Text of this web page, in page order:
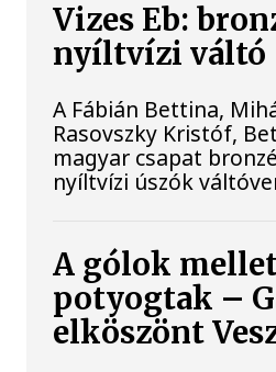
Vizes Eb:
nyíltvízi váltó
A Fábián Bettina,
Rasovszky Kristóf,
magyar csapat
nyíltvízi úszók
A gólok
potyogtak –
elköszönt